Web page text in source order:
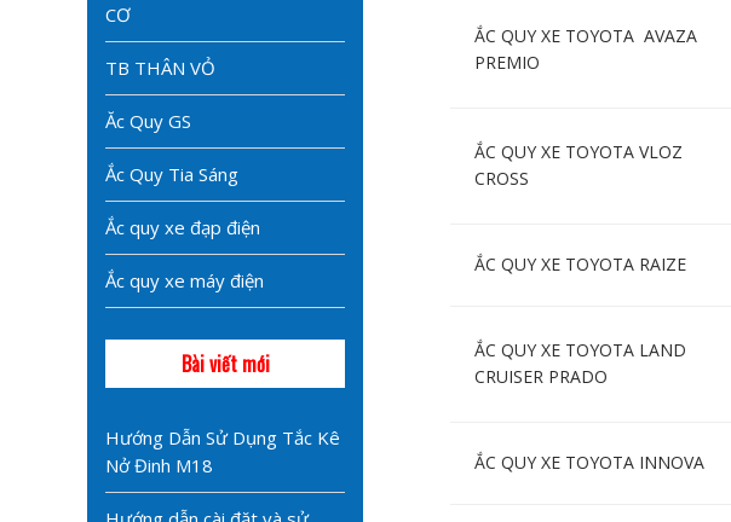
ẮC QUY XE TOYOTA AVAZA
PREMIO
ẮC QUY XE TOYOTA VLOZ
CROSS
ẮC QUY XE TOYOTA RAIZE
ẮC QUY XE TOYOTA LAND
CRUISER PRADO
ẮC QUY XE TOYOTA INNOVA
CƠ
TB THÂN VỎ
Ăc Quy GS
Ắc Quy Tia Sáng
Ắc quy xe đạp điện
Ắc quy xe máy điện
Bài viết mới
Hướng Dẫn Sử Dụng Tắc Kê
Nở Đinh M18